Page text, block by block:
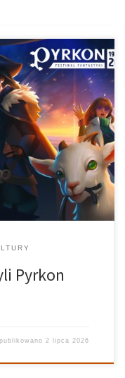
i dla wielu
Festiwalu Fantastyki
Poznańskie
i nie tylko. Jak co
Pyrkon
2 lipca 2026